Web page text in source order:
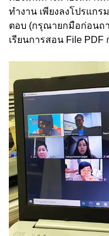
ทำงาน เพียงลงโปรแกร
ตอบ (กรุณายกมือก่อนถ
เรียนการสอน File PDF